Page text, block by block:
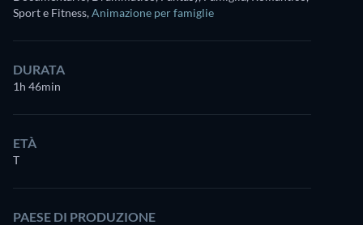
Sport e Fitness,Animazione per famiglie
DURATA
1h 46min
ETÀ
T
PAESE DI PRODUZIONE